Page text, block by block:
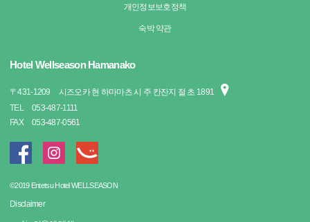
개인정보보호정책
숙박 약관
Hotel Wellseason Hamanako
〒431-1209
시즈오카 현 하마마츠 시 주 칸잔지 절 초 1891
TEL
053-487-1111
FAX
053-487-0561
©2019 Entetsu Hotel WELLSEASON
Disclaimer